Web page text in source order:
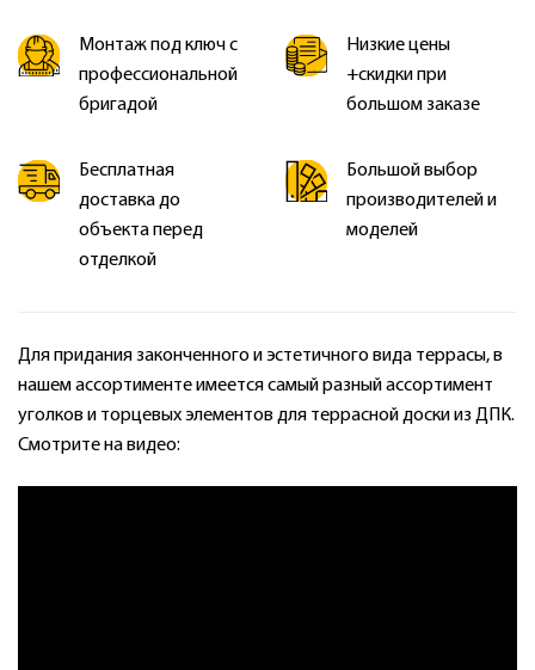
Монтаж под ключ с
профессиональной
бригадой
Низкие цены
+скидки при
большом заказе
Бесплатная
доставка до
объекта перед
отделкой
Большой выбор
производителей и
моделей
Для придания законченного и эстетичного вида террасы, в
нашем ассортименте имеется самый разный ассортимент
уголков и торцевых элементов для террасной доски из ДПК.
Смотрите на видео: